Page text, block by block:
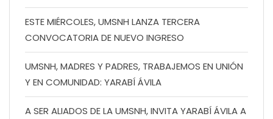
ESTE MIÉRCOLES, UMSNH LANZA TERCERA
CONVOCATORIA DE NUEVO INGRESO
UMSNH, MADRES Y PADRES, TRABAJEMOS EN UNIÓN
Y EN COMUNIDAD: YARABÍ ÁVILA
A SER ALIADOS DE LA UMSNH, INVITA YARABÍ ÁVILA A